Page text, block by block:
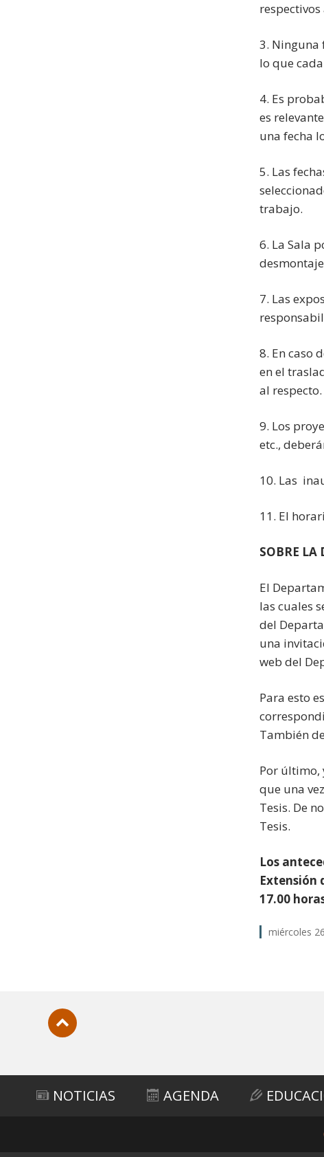
3. Ninguna
lo que
4. Es
es
una fecha
5. Las
trabajo.
6. La Sala
7. Las
8. En caso
en el
al respecto.
9. Los
etc.,
10. Las
11. El
SOBRE
El
las cuales
del
una
web del
Para esto
También
Por último,
que una
Tesis. De
Tesis.
Los
Extensión
17.00
miércoles
NOTICIAS AGENDA